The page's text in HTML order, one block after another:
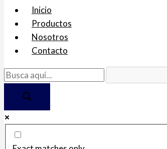
Inicio
Productos
Nosotros
Contacto